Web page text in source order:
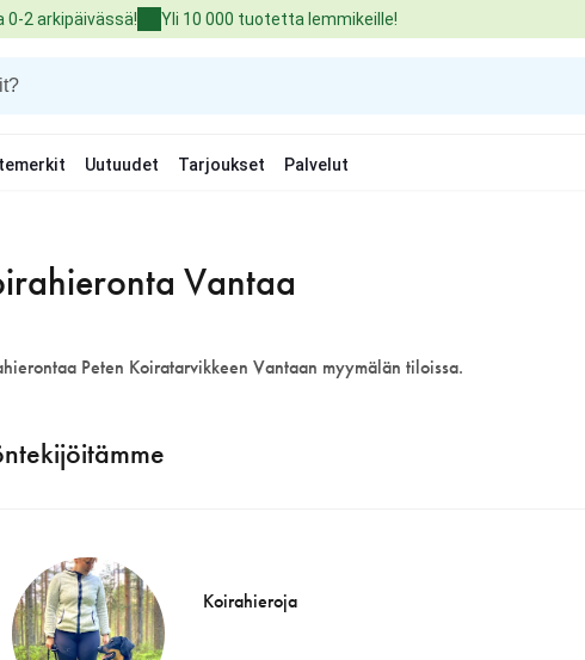
0-2 arkipäivässä! Yli 10 000 tuotetta lemmikeille!
Uutuudet Tarjoukset Palvelut
Vantaa
Peten Koiratarvikkeen Vantaan myymälän tiloissa.
Koirahieroja